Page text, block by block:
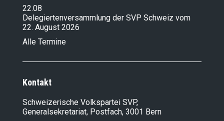
22.08
Delegiertenversammlung der SVP Schweiz vom
22. August 2026
Alle Termine
Kontakt
Schweizerische Volkspartei SVP,
Generalsekretariat, Postfach, 3001 Bern